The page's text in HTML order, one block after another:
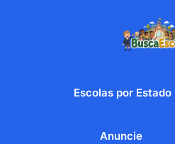
Escolas por Estado
Anuncie